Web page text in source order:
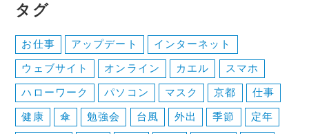
シ
ョ
ン
タグ
お仕事 アップデート
インターネット
ウェブサイト
オンライン カエル
スマホ
ハローワーク
パソコン マスク 京都
仕事
健康
傘 勉強会 台風 外出 季節
定年